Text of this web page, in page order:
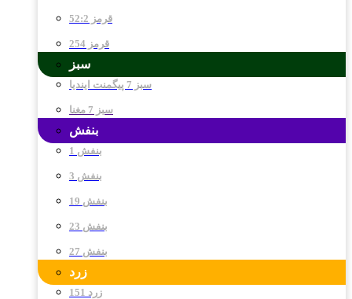
قرمز 52:2
قرمز 254
سبز
سبز 7 پیگمنت ایندیا
سبز 7 مغنا
بنفش
بنفش 1
بنفش 3
بنفش 19
بنفش 23
بنفش 27
زرد
زرد 151